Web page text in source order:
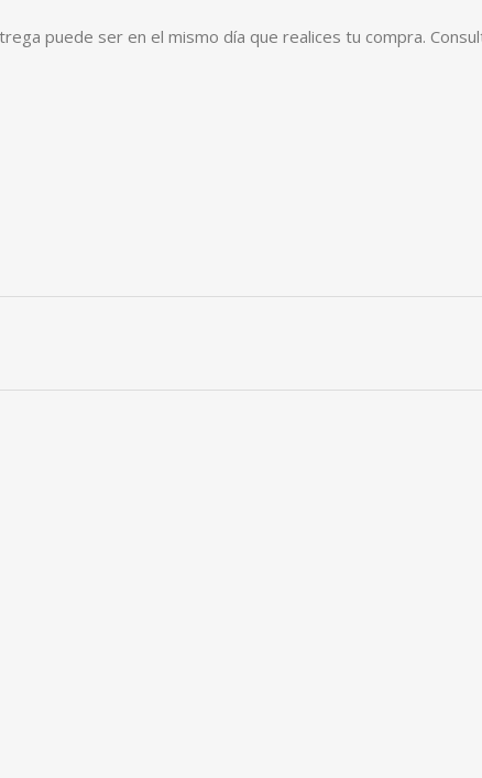
puede ser en el mismo día que realices tu compra.